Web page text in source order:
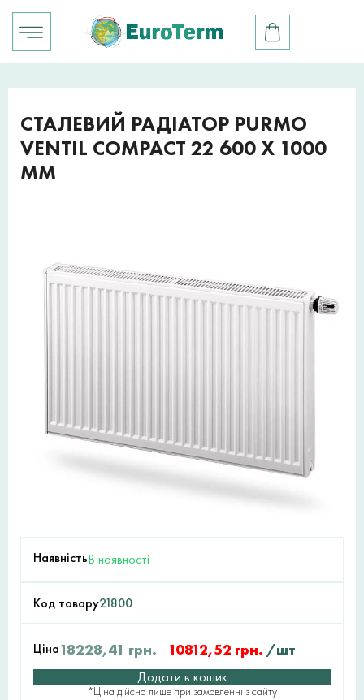
СТАЛЕВИЙ РАДІАТОР PURMO
VENTIL COMPACT 22 600 X 1000
ММ
НаявністьВ наявності
Код товару21800
Ціна18228,41грн. 10812,52 грн. /шт
Додати в кошик
*Ціна дійсна лише при замовленні з сайту